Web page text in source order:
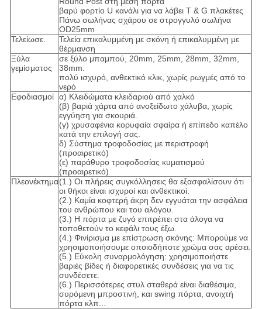
βαρύ φορτίο U κανάλι για να λάβει T & G πλακέτες
Πάνω σωλήνας σχάρου σε στρογγυλό σωλήνα
OD25mm
Τελείωσε.
Τελεία επικαλυμμένη με σκόνη ή επικαλυμμένη με
θέρμανση
Ξύλα
γεμίσματος
σε ξύλο μπαμπού, 20mm, 25mm, 28mm, 32mm,
38mm.
πολύ ισχυρό, ανθεκτικό κλικ, χωρίς ρωγμές από το
νερό
Εφοδιασμοί α) Κλειδώματα κλειδαριού από χαλκό
(β) βαριά χάρτα από ανοξείδωτο χάλυβα, χωρίς
εγγύηση για σκουριά.
(γ) χρυσαφένια κορυφαία σφαίρα ή επίπεδο καπέλο
κατά την επιλογή σας.
δ) Σύστημα τροφοδοσίας με περιστροφή
(προαιρετικό)
(ε) παράθυρο τροφοδοσίας κυματισμού
(προαιρετικό)
Πλεονέκτημα(1.) Οι πλήρεις συγκόλλησεις θα εξασφαλίσουν ότι
οι θήκοι είναι ισχυροί και ανθεκτικοί.
(2.) Καμία κοφτερή άκρη δεν εγγυάται την ασφάλεια
του ανθρώπου και του αλόγου.
(3.) Η πόρτα με ζυγό επιτρέπει στα άλογα να
τοποθετούν το κεφάλι τους έξω.
(4.) Φινίρισμα με επίστρωση σκόνης: Μπορούμε να
χρησιμοποιήσουμε οποιοδήποτε χρώμα σας αρέσει.
(5.) Εύκολη συναρμολόγηση: χρησιμοποιήστε
βαριές βίδες ή διαφορετικές συνδέσεις για να τις
συνδέσετε.
(6.) Περισσότερες στυλ σταθερά είναι διαθέσιμα,
συρόμενη μπροστινή, και swing πόρτα, ανοιχτή
πόρτα κλπ...